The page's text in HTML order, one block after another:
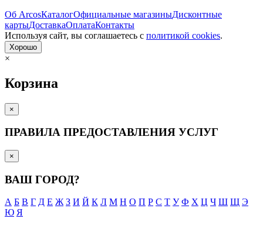
Об ArcosКаталогОфициальные магазиныДисконтные
картыДоставкаОплатаКонтакты
Используя сайт, вы согла­шаетесь с политикой cookies.
Хорошо
×
Корзина
×
ПРАВИЛА ПРЕДОСТАВЛЕНИЯ УСЛУГ
×
ВАШ ГОРОД?
А Б В Г Д Е Ж З И Й К Л М Н О П Р С Т У Ф Х Ц Ч Ш Щ Э
Ю Я